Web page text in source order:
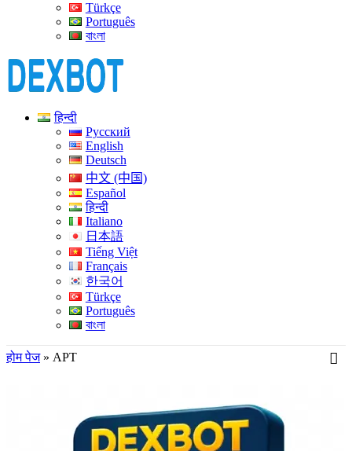
Türkçe
Português
বাংলা
हिन्दी
Русский
English
Deutsch
中文 (中国)
Español
हिन्दी
Italiano
日本語
Tiếng Việt
Français
한국어
Türkçe
Português
বাংলা
होम पेज» APT